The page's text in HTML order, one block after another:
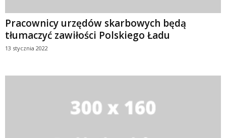
Pracownicy urzędów skarbowych będą
tłumaczyć zawiłości Polskiego Ładu
13 stycznia 2022